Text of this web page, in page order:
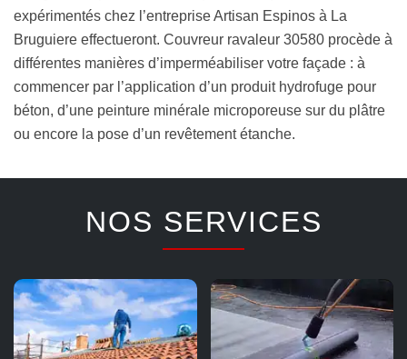
expérimentés chez l’entreprise Artisan Espinos à La
Bruguiere effectueront. Couvreur ravaleur 30580 procède à
différentes manières d’imperméabiliser votre façade : à
commencer par l’application d’un produit hydrofuge pour
béton, d’une peinture minérale microporeuse sur du plâtre
ou encore la pose d’un revêtement étanche.
NOS SERVICES